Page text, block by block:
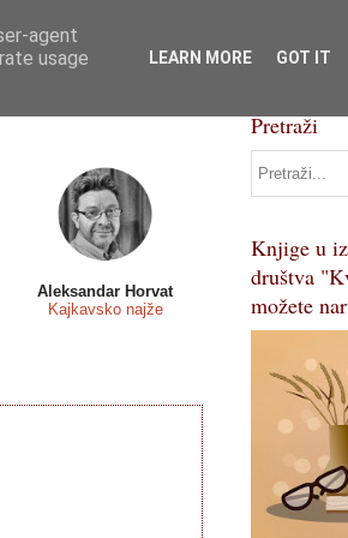
Svi natječaji
Pojmovnik
Aleksandar Horvat
Kajkavsko najže
Pretraži
Knjige u
društva
možete
agent
usage
LEARN MORE GOT IT